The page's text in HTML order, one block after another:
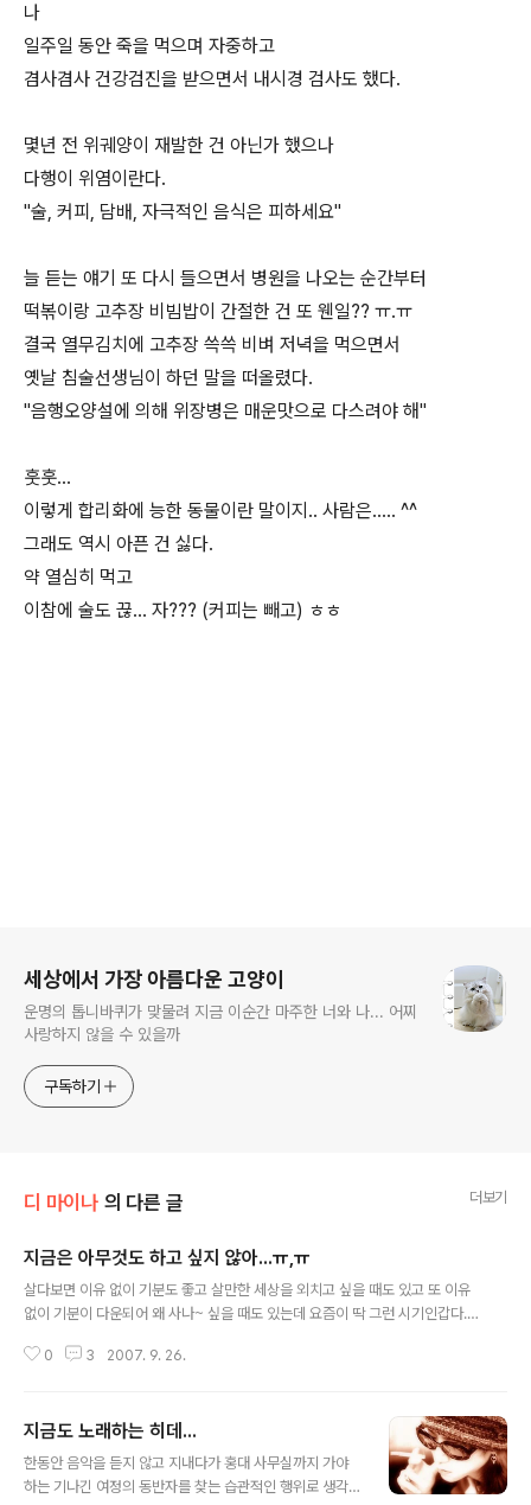
나
일주일 동안 죽을 먹으며 자중하고
겸사겸사 건강검진을 받으면서 내시경 검사도 했다.
몇년 전 위궤양이 재발한 건 아닌가 했으나
다행이 위염이란다.
"술, 커피, 담배, 자극적인 음식은 피하세요"
늘 듣는 얘기 또 다시 들으면서 병원을 나오는 순간부터
떡볶이랑 고추장 비빔밥이 간절한 건 또 웬일?? ㅠ.ㅠ
결국 열무김치에 고추장 쓱쓱 비벼 저녁을 먹으면서
옛날 침술선생님이 하던 말을 떠올렸다.
"음행오양설에 의해 위장병은 매운맛으로 다스려야 해"
훗훗...
이렇게 합리화에 능한 동물이란 말이지.. 사람은..... ^^
그래도 역시 아픈 건 싫다.
약 열심히 먹고
이참에 술도 끊... 자??? (커피는 빼고) ㅎㅎ
세상에서 가장 아름다운 고양이
운명의 톱니바퀴가 맞물려 지금 이순간 마주한 너와 나... 어찌
사랑하지 않을 수 있을까
구독하기
디 마이나 의 다른 글 더보기
지금은 아무것도 하고 싶지 않아...ㅠ,ㅠ
살다보면 이유 없이 기분도 좋고 살만한 세상을 외치고 싶을 때도 있고 또 이유
없이 기분이 다운되어 왜 사나~ 싶을 때도 있는데 요즘이 딱 그런 시기인갑다.
사람도 만사가 귀찮아지고 불현듯 앞으로도 남은 살아갈 날들이 끔찍하게만 여
겁게 살자고 하고 싶은 걸 하면서 재미있게 살자고 아무것도 걱정할 건 없다고
아침을 시작하면서 되뇌어보지만 되뇌일수록 분명해지는 건 비관적인 나, 즐겁
지 않은 나, 재미없게 살고 있는 나, 늘 걱정투성이인 것 같은 나,의 확인일 뿐이
0 3 2007. 9. 26.
지금도 노래하는 히데...
한동안 음악을 듣지 않고 지내다가 홍대 사무실까지 가야
하는 기나긴 여정의 동반자를 찾는 습관적인 행위로 생각